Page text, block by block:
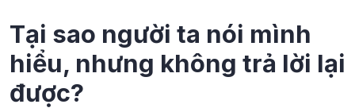
Tại sao người ta nói mình
hiểu, nhưng không trả lời lại
được?